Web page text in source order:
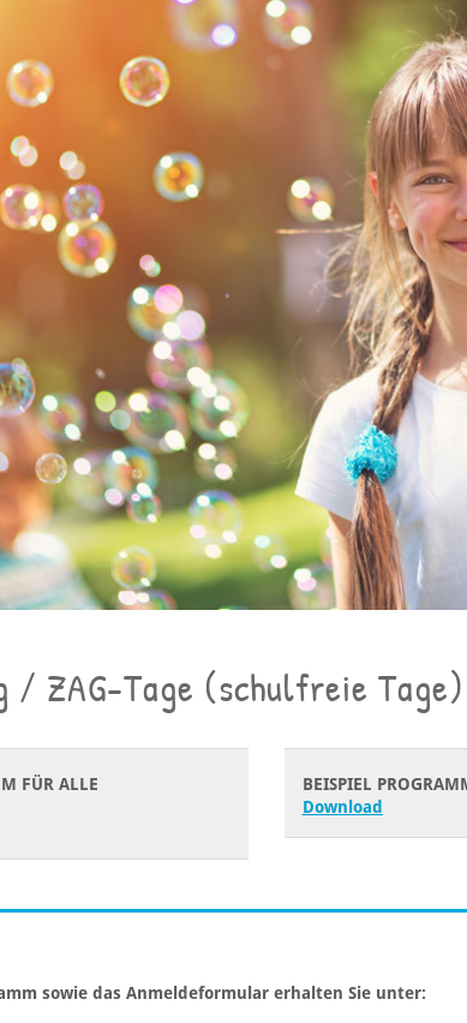
/ ZAG-Tage (schulfreie Tage)
FÜR ALLE
BEISPIEL
Download
sowie das Anmeldeformular erhalten Sie unter: